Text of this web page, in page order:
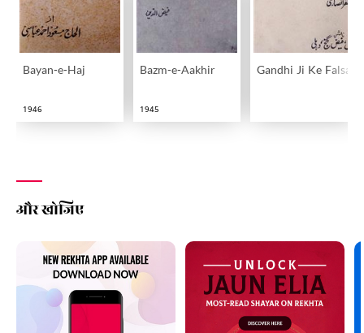
Bayan-e-Haj
1946
Bazm-e-Aakhir
1945
Gandhi Ji Ke
और खोजिए